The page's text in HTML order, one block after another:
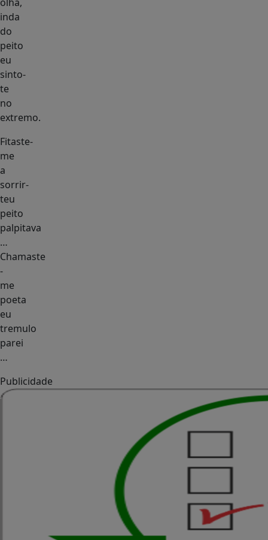
inda
do
peito
eu
sinto-
te
no
extremo.
Fitaste-
me
a
sorrir-
teu
peito
palpitava
…
Chamaste
-
me
poeta
eu
tremulo
parei
…
Publicidade